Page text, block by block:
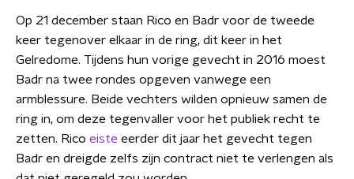
Op 21 december staan Rico en Badr voor de tweede
keer tegenover elkaar in de ring, dit keer in het
Gelredome. Tijdens hun vorige gevecht in 2016 moest
Badr na twee rondes opgeven vanwege een
armblessure. Beide vechters wilden opnieuw samen de
ring in, om deze tegenvaller voor het publiek recht te
zetten. Rico eiste eerder dit jaar het gevecht tegen
Badr en dreigde zelfs zijn contract niet te verlengen als